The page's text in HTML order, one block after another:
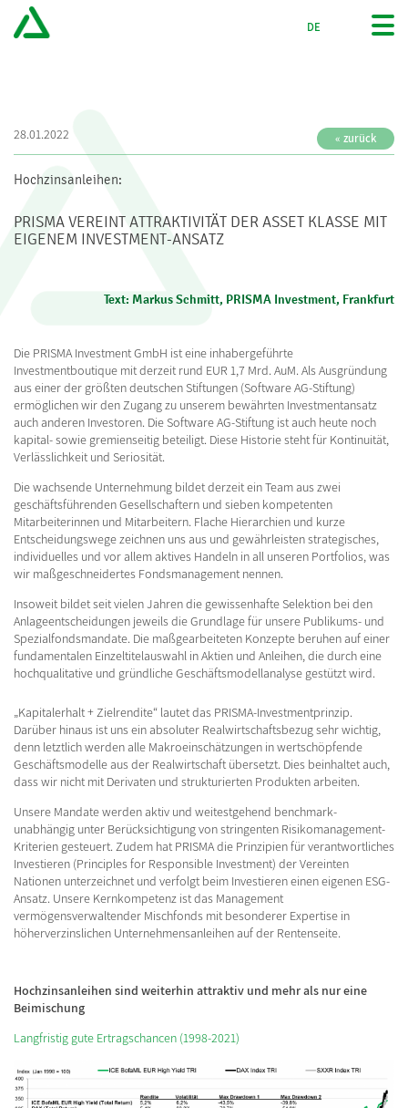
DE
28.01.2022 « zurück
Hochzinsanleihen:
PRISMA VEREINT ATTRAKTIVITÄT DER ASSET KLASSE MIT
EIGENEM INVESTMENT-ANSATZ
Text: Markus Schmitt, PRISMA Investment, Frankfurt
Die PRISMA Investment GmbH ist eine inhabergeführte
Investmentboutique mit derzeit rund EUR 1,7 Mrd. AuM. Als Ausgründung
aus einer der größten deutschen Stiftungen (Software AG-Stiftung)
ermöglichen wir den Zugang zu unserem bewährten Investmentansatz
auch anderen Investoren. Die Software AG-Stiftung ist auch heute noch
kapital- sowie gremienseitig beteiligt. Diese Historie steht für Kontinuität,
Verlässlichkeit und Seriosität.
Die wachsende Unternehmung bildet derzeit ein Team aus zwei
geschäftsführenden Gesellschaftern und sieben kompetenten
Mitarbeiterinnen und Mitarbeitern. Flache Hierarchien und kurze
Entscheidungswege zeichnen uns aus und gewährleisten strategisches,
individuelles und vor allem aktives Handeln in all unseren Portfolios, was
wir maßgeschneidertes Fondsmanagement nennen.
Insoweit bildet seit vielen Jahren die gewissenhafte Selektion bei den
Anlageentscheidungen jeweils die Grundlage für unsere Publikums- und
Spezialfondsmandate. Die maßgearbeiteten Konzepte beruhen auf einer
fundamentalen Einzeltitelauswahl in Aktien und Anleihen, die durch eine
hochqualitative und gründliche Geschäftsmodellanalyse gestützt wird.
„Kapitalerhalt + Zielrendite“ lautet das PRISMA-Investmentprinzip.
Darüber hinaus ist uns ein absoluter Realwirtschaftsbezug sehr wichtig,
denn letztlich werden alle Makroeinschätzungen in wertschöpfende
Geschäftsmodelle aus der Realwirtschaft übersetzt. Dies beinhaltet auch,
dass wir nicht mit Derivaten und strukturierten Produkten arbeiten.
Unsere Mandate werden aktiv und weitestgehend benchmark-
unabhängig unter Berücksichtigung von stringenten Risikomanagement-
Kriterien gesteuert. Zudem hat PRISMA die Prinzipien für verantwortliches
Investieren (Principles for Responsible Investment) der Vereinten
Nationen unterzeichnet und verfolgt beim Investieren einen eigenen ESG-
Ansatz. Unsere Kernkompetenz ist das Management
vermögensverwaltender Mischfonds mit besonderer Expertise in
höherverzinslichen Unternehmensanleihen auf der Rentenseite.
Hochzinsanleihen sind weiterhin attraktiv und mehr als nur eine
Beimischung
Langfristig gute Ertragschancen (1998-2021)